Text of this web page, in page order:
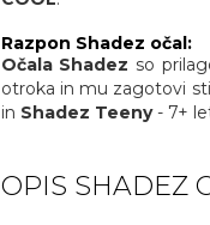
Razpon Shadez očal:
Očala Shadez so
otroka in mu zagotovi
in Shadez Teeny- 7+
OPIS SHADEZ